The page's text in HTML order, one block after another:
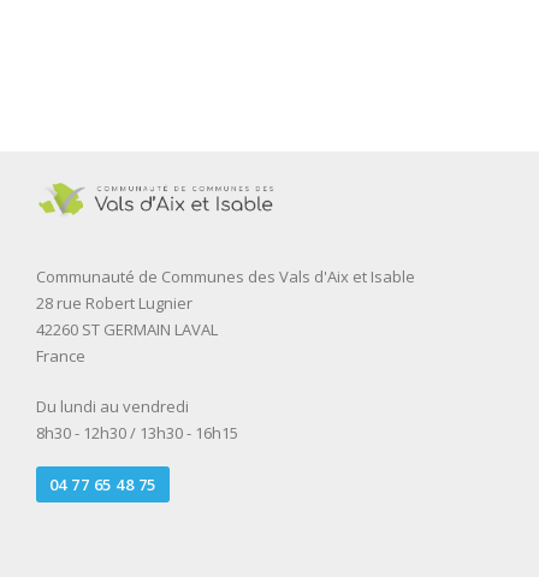
Communauté de Communes des Vals d'Aix et Isable
28 rue Robert Lugnier
42260 ST GERMAIN LAVAL
France
Du lundi au vendredi
8h30 - 12h30 / 13h30 - 16h15
04 77 65 48 75